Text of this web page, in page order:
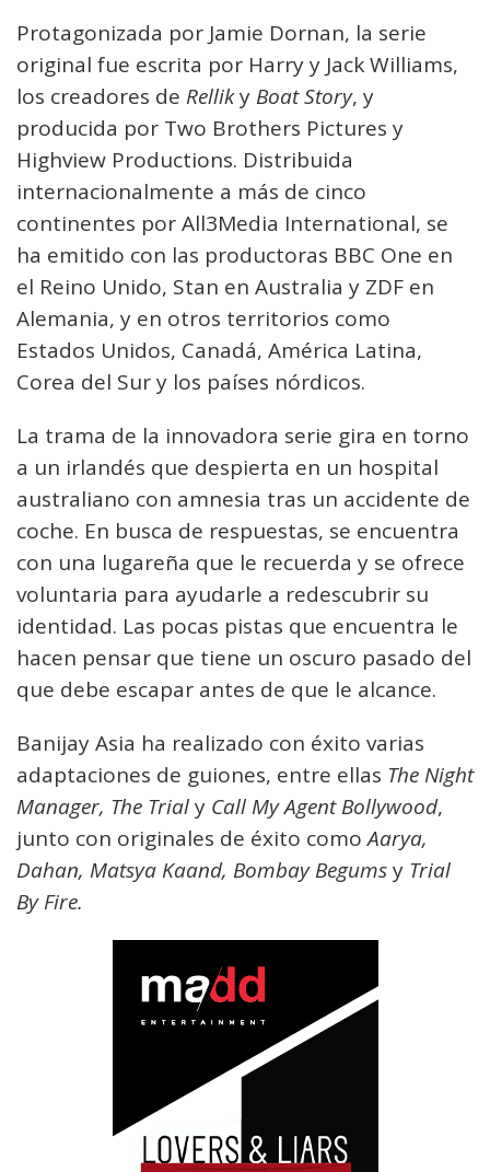
Protagonizada por Jamie Dornan, la serie
original fue escrita por Harry y Jack Williams,
los creadores de Relliky Boat Story, y
producida por Two Brothers Pictures y
Highview Productions. Distribuida
internacionalmente a más de cinco
continentes por All3Media International, se
ha emitido con las productoras BBC One en
el Reino Unido, Stan en Australia y ZDF en
Alemania, y en otros territorios como
Estados Unidos, Canadá, América Latina,
Corea del Sur y los países nórdicos.
La trama de la innovadora serie gira en torno
a un irlandés que despierta en un hospital
australiano con amnesia tras un accidente de
coche. En busca de respuestas, se encuentra
con una lugareña que le recuerda y se ofrece
voluntaria para ayudarle a redescubrir su
identidad. Las pocas pistas que encuentra le
hacen pensar que tiene un oscuro pasado del
que debe escapar antes de que le alcance.
Banijay Asia ha realizado con éxito varias
adaptaciones de guiones, entre ellas The Night
Manager, The Trialy Call My Agent Bollywood,
junto con originales de éxito comoAarya,
Dahan, Matsya Kaand, Bombay Begumsy Trial
By Fire.